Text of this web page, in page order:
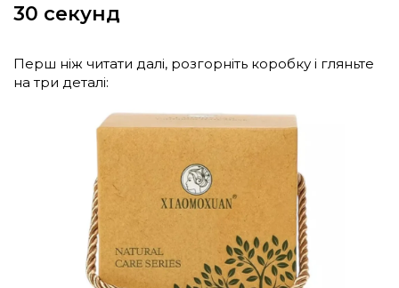
30 секунд
Перш ніж читати далі, розгорніть коробку і гляньте
на три деталі: